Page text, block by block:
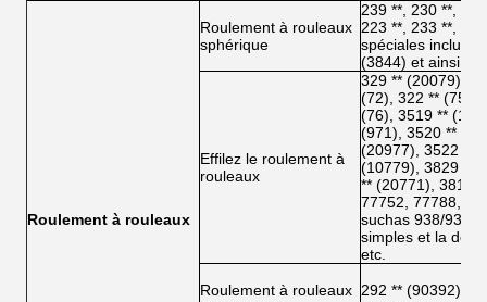
Roulement à rouleaux
Roulement à rouleaux
sphérique
239 **, 230 **,
223 **, 233 **,
spéciales incluez
(3844) et ainsi de
Effilez le roulement à
rouleaux
329 ** (20079),
(72), 322 ** (75),
(76), 3519 **
(971), 3520 **
(20977), 3522 **
(10779), 3829 **
** (20771), 3811
77752, 77788,
suchas 938/932
simples et la
etc.
Roulement à rouleaux 292 ** (90392),